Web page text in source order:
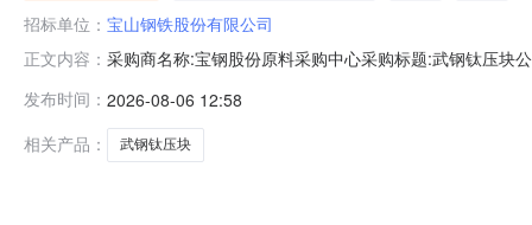
招标单位： 宝山钢铁股份有限公司
正文内容： 采购商名称:宝钢股份原料采购中心采购标题:武钢钛压块
发布时间： 2026-08-06 12:58
相关产品：
武钢钛压块